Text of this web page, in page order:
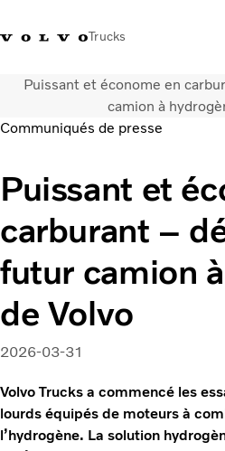
Trucks
+32-2 482 51 11JobsMerchandise shop
Camions
Services
Notre société
Presse et médias
Nous contacter
Transition énergétique
Votre garage
Puissant et économe en
camion à
Communiqués de presse
Puissant et
carburant –
futur camion
de Volvo
2026-03-31
Volvo Trucks a commencé les
lourds équipés de moteurs à
l’hydrogène. La solution